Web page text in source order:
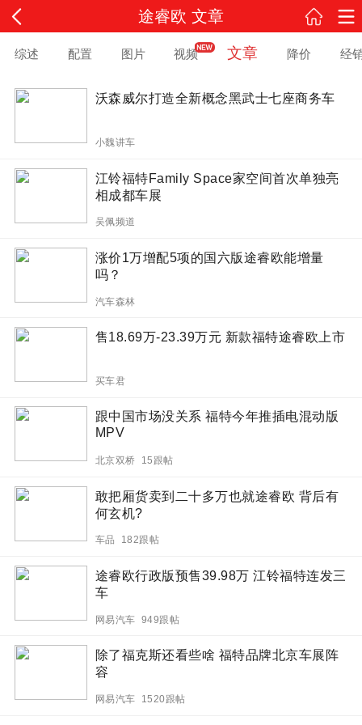
途睿欧 文章
综述 配置 图片 视频 文章 降价 经
沃森威尔打造全新概念黑武士七座商务车
小魏讲车
江铃福特Family Space家空间首次单独亮
相成都车展
吴佩频道
涨价1万增配5项的国六版途睿欧能增量
吗？
汽车森林
售18.69万-23.39万元 新款福特途睿欧上市
买车君
跟中国市场没关系 福特今年推插电混动版
MPV
北京双桥 15跟帖
敢把厢货卖到二十多万也就途睿欧 背后有
何玄机?
车品 182跟帖
途睿欧行政版预售39.98万 江铃福特连发三
车
网易汽车 949跟帖
除了福克斯还看些啥 福特品牌北京车展阵
容
网易汽车 1520跟帖